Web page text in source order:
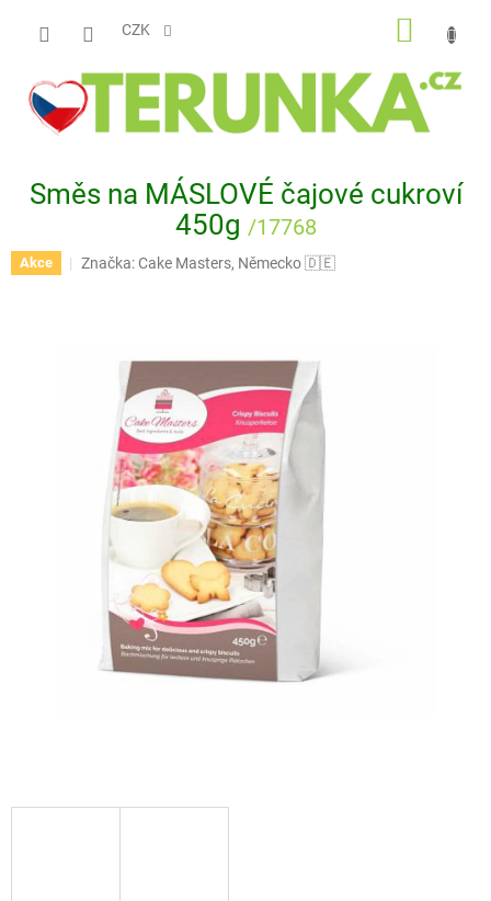
CZK
Směs na MÁSLOVÉ čajové cukroví
450g /17768
Akce Značka:Cake Masters, Německo 🇩🇪